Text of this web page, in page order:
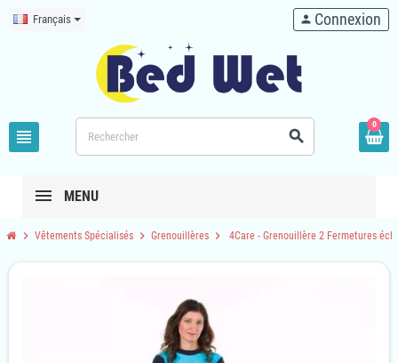
Français
view_headline search
person Connexion
0
MENU
chevron_right Vêtements Spécialisés chevron_right Grenouillères chevron_right 4Care - Grenouillère 2 Fermetures